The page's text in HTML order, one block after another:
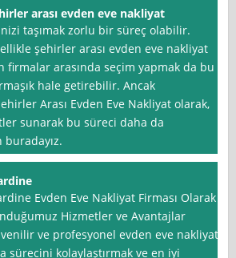
arası evden eve nakliyat
taşımak zorlu bir süreç olabilir.
şehirler arası evden eve nakliyat
firmalar arasında seçim yapmak da bu
hale getirebilir. Ancak
Arası Evden Eve Nakliyat olarak,
sunarak bu süreci daha da
buradayız.
Evden Eve Nakliyat Firması Olarak
Hizmetler ve Avantajlar
ve profesyonel evden eve nakliyat
sürecini kolaylaştırmak ve en iyi